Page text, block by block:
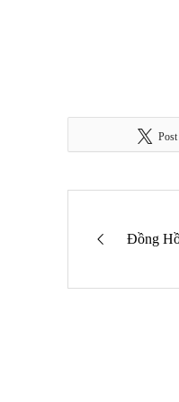
Post
Đồng